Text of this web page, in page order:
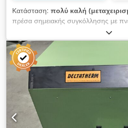
Κατάσταση: πολύ καλή
πρέσα σημειακής συγκόλλησης με
και υδρόψυξη Κατασκευαστής:
Ονομαστική ισχύς σε κύκλο
Δευτερεύον ρεύμα
ηλεκτροδίων: 440 daN
διάμετρος βραχίονα: 350 mm
με διπλό κύλινδρο, μεγάλο εύρος
προκαταρκτική κίνηση 40 mm,
ανάρτηση με καρδανικό άξονα και
καλώδιο σύνδεσης και καλώδιο
για σύνδεση με: εξωτερικό πίνακα